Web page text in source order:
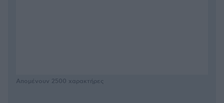
Απομένουν 2500 χαρακτήρες